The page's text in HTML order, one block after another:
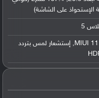
5
واجهة مستخدم MIUI 11, إستشعار لمس بتردد